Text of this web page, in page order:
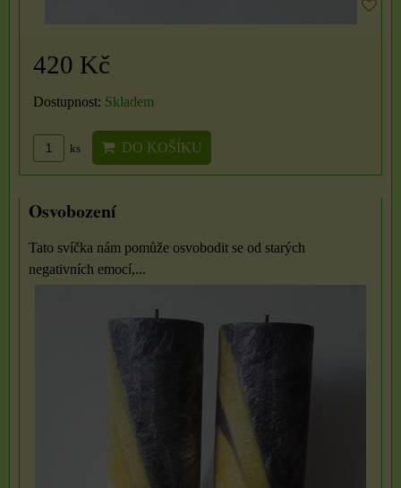
420 Kč
Dostupnost: Skladem
ks DO KOŠÍKU
Osvobození
Tato svíčka nám pomůže osvobodit se od starých
negativních emocí,...